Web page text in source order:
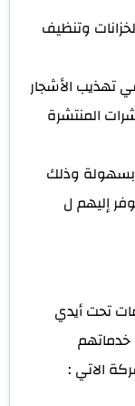
وتنظيف
تهذيب الأشجار
المنتشرة
بسهولة وذلك
إليهم ل
تحت أيدي
خدماتهم
الاتي :